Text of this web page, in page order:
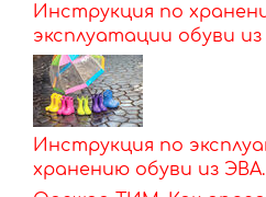
Инструкция по
эксплуатации обуви
Инструкция по
хранению обуви из ЭВА.